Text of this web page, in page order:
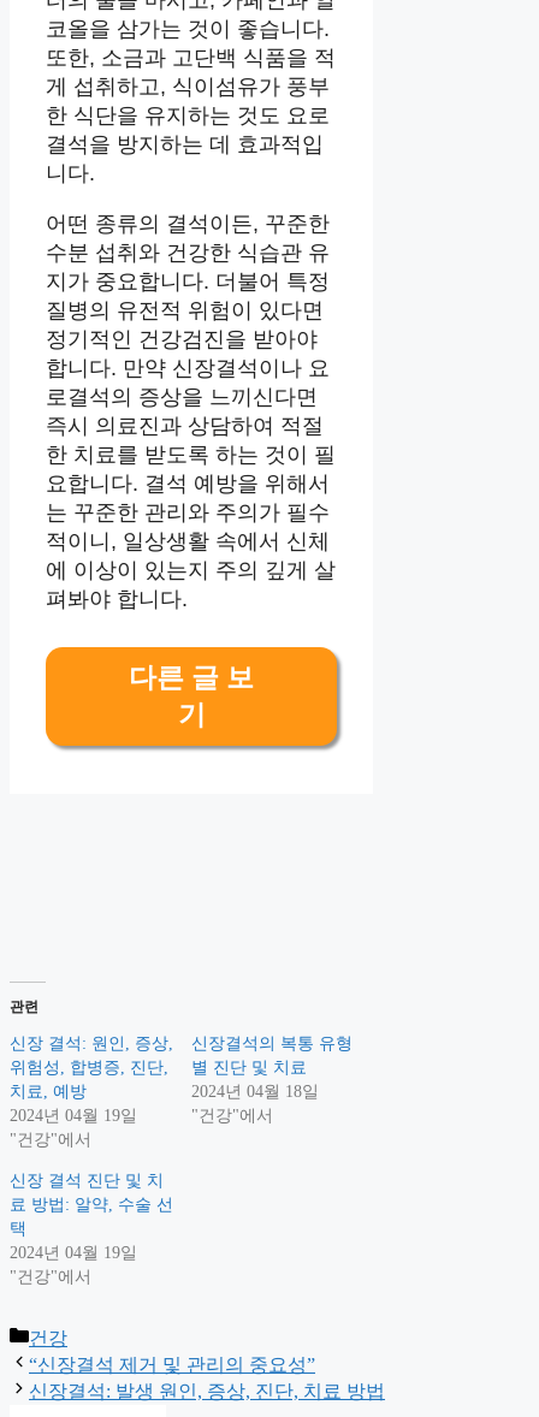
코올을 삼가는 것이 좋습니다.
또한, 소금과 고단백 식품을 적
게 섭취하고, 식이섬유가 풍부
한 식단을 유지하는 것도 요로
결석을 방지하는 데 효과적입
니다.
어떤 종류의 결석이든, 꾸준한
수분 섭취와 건강한 식습관 유
지가 중요합니다. 더불어 특정
질병의 유전적 위험이 있다면
정기적인 건강검진을 받아야
합니다. 만약 신장결석이나 요
로결석의 증상을 느끼신다면
즉시 의료진과 상담하여 적절
한 치료를 받도록 하는 것이 필
요합니다. 결석 예방을 위해서
는 꾸준한 관리와 주의가 필수
적이니, 일상생활 속에서 신체
에 이상이 있는지 주의 깊게 살
펴봐야 합니다.
다른 글 보
기
관련
신장 결석: 원인, 증상,
위험성, 합병증, 진단,
치료, 예방
2024년 04월 19일
"건강"에서
신장결석의 복통 유형
별 진단 및 치료
2024년 04월 18일
"건강"에서
신장 결석 진단 및 치
료 방법: 알약, 수술 선
택
2024년 04월 19일
"건강"에서
Categories
건강
“신장결석 제거 및 관리의 중요성”
신장결석: 발생 원인, 증상, 진단, 치료 방법